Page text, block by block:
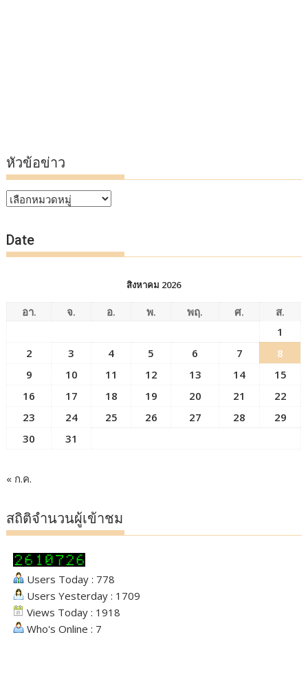
หัวข้อข่าว
หัวข้อ
Date
สิงหาคม 2026
อา. จ. อ. พ. พฤ. ศ.
ส.
1
2
3 4 5 6 7
8
9
10 11 12 13 14
15
16
17 18 19 20 21
22
23
24 25 26 27 28
29
30
31
« ก.ค.
สถิติจำนวนผู้เข้าชม
Users Today : 778
Users Yesterday : 1709
Views Today : 1918
Who's Online : 7